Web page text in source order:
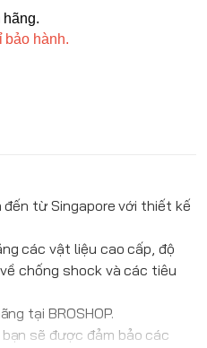
hãng.
bảo hành.
từ Singapore với thiết kế
các vật liệu cao cấp, độ
chống shock và các tiêu
tại BROSHOP.
bạn sẽ được đảm bảo các